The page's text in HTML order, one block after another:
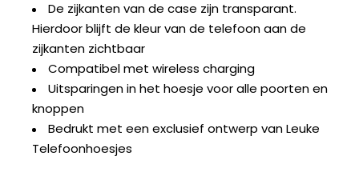
De zijkanten van de case zijn transparant.
Hierdoor blijft de kleur van de telefoon aan de
zijkanten zichtbaar
Compatibel met wireless charging
Uitsparingen in het hoesje voor alle poorten en
knoppen
Bedrukt met een exclusief ontwerp van Leuke
Telefoonhoesjes